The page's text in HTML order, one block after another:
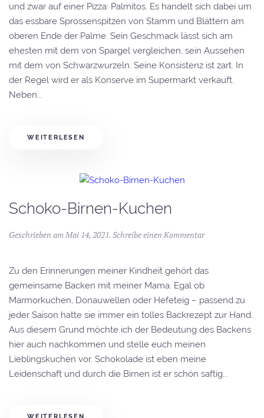
und zwar auf einer Pizza: Palmitos. Es handelt sich dabei um
das essbare Sprossenspitzen von Stamm und Blättern am
oberen Ende der Palme. Sein Geschmack lässt sich am
ehesten mit dem von Spargel vergleichen, sein Aussehen
mit dem von Schwarzwurzeln. Seine Konsistenz ist zart. In
der Regel wird er als Konserve im Supermarkt verkauft.
Neben...
WEITERLESEN
Schoko-Birnen-Kuchen
Geschrieben amMai 14, 2021. Schreibe einen Kommentar
Zu den Erinnerungen meiner Kindheit gehört das
gemeinsame Backen mit meiner Mama. Egal ob
Marmorkuchen, Donauwellen oder Hefeteig – passend zu
jeder Saison hatte sie immer ein tolles Backrezept zur Hand.
Aus diesem Grund möchte ich der Bedeutung des Backens
hier auch nachkommen und stelle euch meinen
Lieblingskuchen vor. Schokolade ist eben meine
Leidenschaft und durch die Birnen ist er schön saftig...